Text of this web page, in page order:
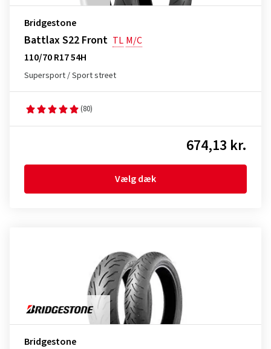
Bridgestone
Battlax S22 Front TL M/C
110/70 R17 54H
Supersport / Sport street
(80)
674,13 kr.
Vælg dæk
Bridgestone